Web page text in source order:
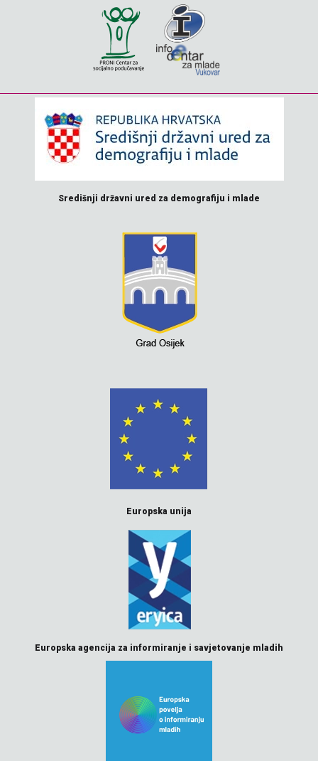
Središnji državni ured za demografiju i mlade
Europska unija
Europska agencija za informiranje i savjetovanje mladih